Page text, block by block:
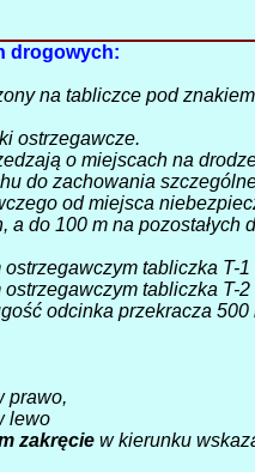
Tychy
drogowych:
na tabliczce pod
ostrzegawcze.
o miejscach na
do zachowania
od miejsca
a do 100 m na pozostałych
tabliczka T-
tabliczka T-
odcinka przekracza
prawo,
lewo
zakręcie w kierunku